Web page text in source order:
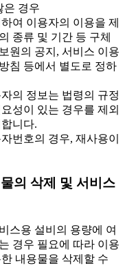
은 경우
여 이용자의 이용을 제
종류 및 기간 등 구체
원의 공지, 서비스 이용
침 등에서 별도로 정하
의 정보는 법령의 규정
성이 있는 경우를 제외
니다.
번호의 경우, 재사용이
의 삭제 및 서비스
스용 설비의 용량에 여
경우 필요에 따라 이용
내용물을 삭제할 수